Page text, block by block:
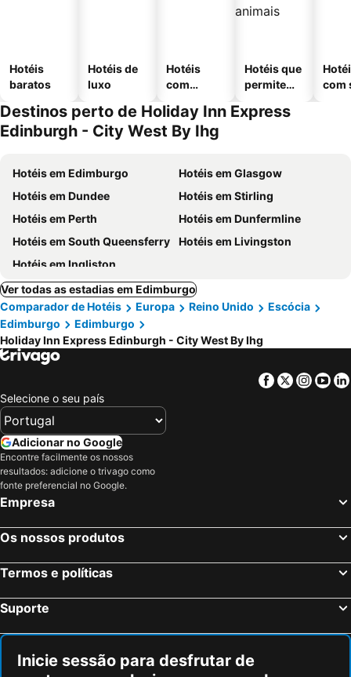
Hotéis
baratos
Hotéis de
luxo
Hotéis
com
Hotéis que
permitem
com
Destinos perto de Holiday Inn Express
Edinburgh - City West By Ihg
Hotéis em Edimburgo
Hotéis em Glasgow
Hotéis em Dundee
Hotéis em Stirling
Hotéis em Perth
Hotéis em Dunfermline
Hotéis em South Queensferry
Hotéis em Livingston
Hotéis em Ingliston
Ver todas as estadias em Edimburgo
Comparador de Hotéis
Europa Reino Unido
Escócia
Edimburgo
Edimburgo
Holiday Inn Express Edinburgh - City West By Ihg
Facebook
Twitter
Selecione o seu país
Adicionar no Google
Encontre facilmente os nossos
resultados: adicione o trivago como
fonte preferencial no Google.
Empresa
Os nossos produtos
Termos e políticas
Suporte
Inicie sessão para desfrutar de